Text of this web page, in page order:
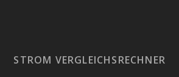
STROM VERGLEICHSRECHNER